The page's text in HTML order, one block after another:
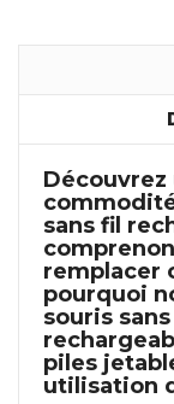
sans fil
remplacer
pourquoi
souris
piles
utilisation